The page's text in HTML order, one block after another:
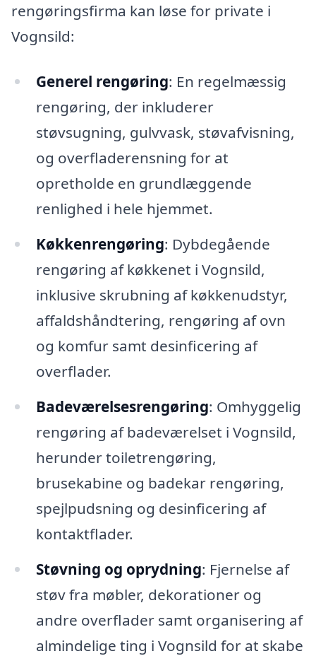
rengøringsfirma kan løse for private i
Vognsild:
Generel rengøring: En regelmæssig
rengøring, der inkluderer
støvsugning, gulvvask, støvafvisning,
og overfladerensning for at
opretholde en grundlæggende
renlighed i hele hjemmet.
Køkkenrengøring: Dybdegående
rengøring af køkkenet i Vognsild,
inklusive skrubning af køkkenudstyr,
affaldshåndtering, rengøring af ovn
og komfur samt desinficering af
overflader.
Badeværelsesrengøring: Omhyggelig
rengøring af badeværelset i Vognsild,
herunder toiletrengøring,
brusekabine og badekar rengøring,
spejlpudsning og desinficering af
kontaktflader.
Støvning og oprydning: Fjernelse af
støv fra møbler, dekorationer og
andre overflader samt organisering af
almindelige ting i Vognsild for at skabe